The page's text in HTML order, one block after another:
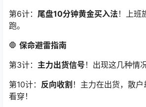
第6计： 尾盘10分钟黄金买入法 ！上班
跑。
🛑 保命避雷指南
第3计： 主力出货信号 ！出现这几种情
第10计： 反向收割 ！主力在出货，散
看穿！